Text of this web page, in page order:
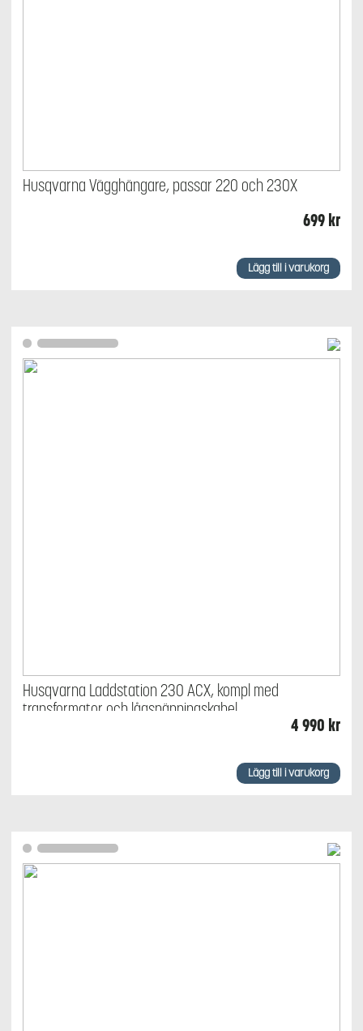
Husqvarna Vägghängare, passar 220 och 230X
699kr
Lägg till i varukorg
Husqvarna Laddstation 230 ACX, kompl med
transformator och lågspänningskabel
4 990 kr
Lägg till i varukorg